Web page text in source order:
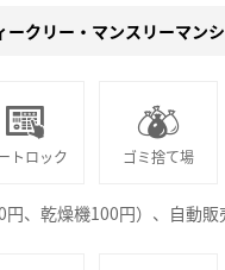
ークリー・マンスリーマン
トロック ゴミ捨て場
、乾燥機100円）、自動販